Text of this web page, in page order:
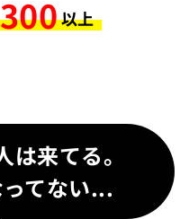
300以上
来てる。
ってない...